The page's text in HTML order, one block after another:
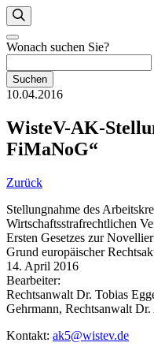
Wonach suchen Sie?
Suchen
10.04.2016
WisteV-AK-
FiMaNoG“
Zurück
Stellungnahme des
Wirtschaftsstrafrechtlichen
Ersten Gesetzes zur
Grund europäischer
14. April 2016
Bearbeiter:
Rechtsanwalt Dr. Tobias
Gehrmann, Rechtsanwalt
Kontakt: ak5@wistev.de